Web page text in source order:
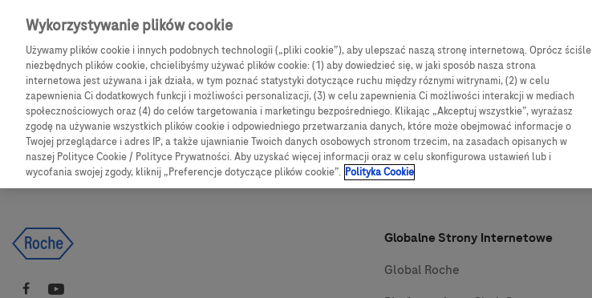
Skip to main content
CGM Produkty Blog Obsługa i pomoc Kontakt
Products Articles
We are sorry, but no results were found for:
Globalne Strony Internetowe
Global Roche
Wykorzystywanie plików cookie
Używamy plików cookie i innych podobnych technologii („pliki cookie”), aby ulepszać naszą stronę internetową. Oprócz ściśle
niezbędnych plików cookie, chcielibyśmy używać plików cookie: (1) aby dowiedzieć się, w jaki sposób nasza strona
internetowa jest używana i jak działa, w tym poznać statystyki dotyczące ruchu między róznymi witrynami, (2) w celu
zapewnienia Ci dodatkowych funkcji i możliwości personalizacji, (3) w celu zapewnienia Ci możliwości interakcji w mediach
społecznościowych oraz (4) do celów targetowania i marketingu bezpośredniego. Klikając „Akceptuj wszystkie”, wyrażasz
zgodę na używanie wszystkich plików cookie i odpowiedniego przetwarzania danych, które może obejmować informacje o
Twojej przeglądarce i adres IP, a także ujawnianie Twoich danych osobowych stronom trzecim, na zasadach opisanych w
naszej Polityce Cookie / Polityce Prywatności. Aby uzyskać więcej informacji oraz w celu skonfigurowa ustawień lub i
wycofania swojej zgody, kliknij „Preferencje dotyczące plików cookie”. Polityka Cookie